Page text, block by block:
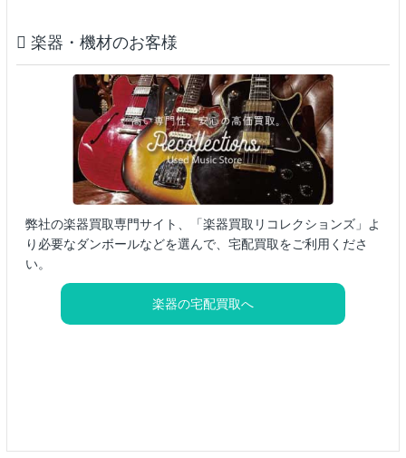
楽器・機材のお客様
弊社の楽器買取専門サイト、「楽器買取リコレクションズ」よ
り必要なダンボールなどを選んで、宅配買取をご利用くださ
い。
楽器の宅配買取へ